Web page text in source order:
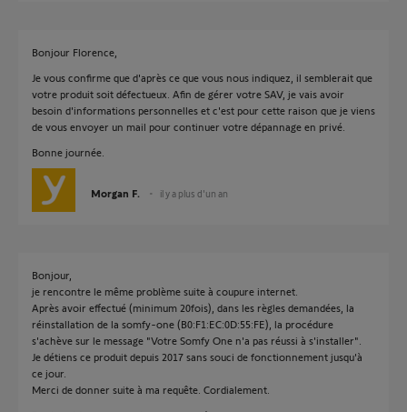
Bonjour Florence,
Je vous confirme que d'après ce que vous nous indiquez, il semblerait que
votre produit soit défectueux. Afin de gérer votre SAV, je vais avoir
besoin d'informations personnelles et c'est pour cette raison que je viens
de vous envoyer un mail pour continuer votre dépannage en privé.
Bonne journée.
Morgan F. il y a plus d'un an
Bonjour,
je rencontre le même problème suite à coupure internet.
Après avoir effectué (minimum 20fois), dans les règles demandées, la
réinstallation de la somfy-one (B0:F1:EC:0D:55:FE), la procédure
s'achève sur le message "Votre Somfy One n'a pas réussi à s'installer".
Je détiens ce produit depuis 2017 sans souci de fonctionnement jusqu'à
ce jour.
Merci de donner suite à ma requête. Cordialement.